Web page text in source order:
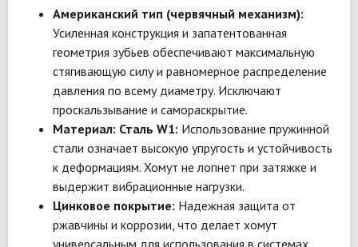
Американский тип (червячный механизм):
Усиленная конструкция и запатентованная
геометрия зубьев обеспечивают максимальную
стягивающую силу и равномерное распределение
давления по всему диаметру. Исключают
проскальзывание и самораскрытие.
Материал: Сталь W1: Использование пружинной
стали означает высокую упругость и устойчивость
к деформациям. Хомут не лопнет при затяжке и
выдержит вибрационные нагрузки.
Цинковое покрытие: Надежная защита от
ржавчины и коррозии, что делает хомут
универсальным для использования в системах